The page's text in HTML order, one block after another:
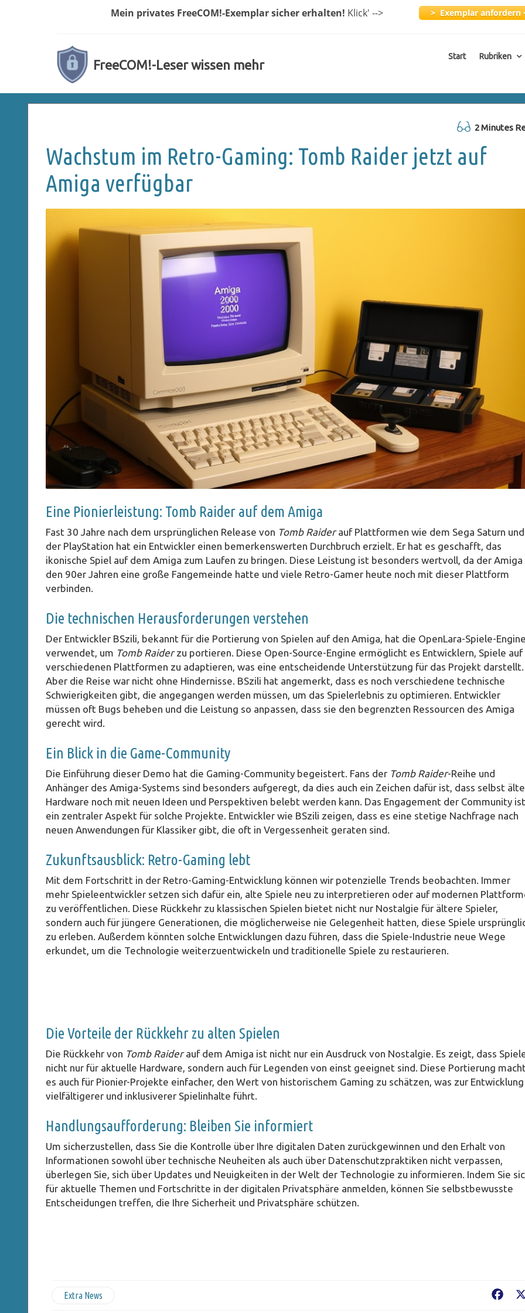
Mein privates FreeCOM!-Exemplarsicher erhalten! Klick' --> > Exemplar anfordern
FreeCOM!-Leser wissen mehr
Start Rubriken
2 Minutes
Wachstum im Retro-Gaming: Tomb Raider jetzt auf
Amiga verfügbar
Eine Pionierleistung: Tomb Raider auf dem Amiga
Fast 30 Jahre nach dem ursprünglichen Release von Tomb Raiderauf Plattformen wie dem Sega Saturn und
der PlayStation hat ein Entwickler einen bemerkenswerten Durchbruch erzielt. Er hat es geschafft, das
ikonische Spiel auf dem Amiga zum Laufen zu bringen. Diese Leistung ist besonders wertvoll, da der Amiga
den 90er Jahren eine große Fangemeinde hatte und viele Retro-Gamer heute noch mit dieser Plattform
verbinden.
Die technischen Herausforderungen verstehen
Der Entwickler BSzili, bekannt für die Portierung von Spielen auf den Amiga, hat die OpenLara-Spiele-Engine
verwendet, um Tomb Raiderzu portieren. Diese Open-Source-Engine ermöglicht es Entwicklern, Spiele auf
verschiedenen Plattformen zu adaptieren, was eine entscheidende Unterstützung für das Projekt darstellt.
Aber die Reise war nicht ohne Hindernisse. BSzili hat angemerkt, dass es noch verschiedene technische
Schwierigkeiten gibt, die angegangen werden müssen, um das Spielerlebnis zu optimieren. Entwickler
müssen oft Bugs beheben und die Leistung so anpassen, dass sie den begrenzten Ressourcen des Amiga
gerecht wird.
Ein Blick in die Game-Community
Die Einführung dieser Demo hat die Gaming-Community begeistert. Fans der Tomb Raider-Reihe und
Anhänger des Amiga-Systems sind besonders aufgeregt, da dies auch ein Zeichen dafür ist, dass selbst
Hardware noch mit neuen Ideen und Perspektiven belebt werden kann. Das Engagement der Community ist
ein zentraler Aspekt für solche Projekte. Entwickler wie BSzili zeigen, dass es eine stetige Nachfrage nach
neuen Anwendungen für Klassiker gibt, die oft in Vergessenheit geraten sind.
Zukunftsausblick: Retro-Gaming lebt
Mit dem Fortschritt in der Retro-Gaming-Entwicklung können wir potenzielle Trends beobachten. Immer
mehr Spieleentwickler setzen sich dafür ein, alte Spiele neu zu interpretieren oder auf modernen
zu veröffentlichen. Diese Rückkehr zu klassischen Spielen bietet nicht nur Nostalgie für ältere Spieler,
sondern auch für jüngere Generationen, die möglicherweise nie Gelegenheit hatten, diese Spiele
zu erleben. Außerdem könnten solche Entwicklungen dazu führen, dass die Spiele-Industrie neue Wege
erkundet, um die Technologie weiterzuentwickeln und traditionelle Spiele zu restaurieren.
Die Vorteile der Rückkehr zu alten Spielen
Die Rückkehr von Tomb Raiderauf dem Amiga ist nicht nur ein Ausdruck von Nostalgie. Es zeigt, dass
nicht nur für aktuelle Hardware, sondern auch für Legenden von einst geeignet sind. Diese Portierung macht
es auch für Pionier-Projekte einfacher, den Wert von historischem Gaming zu schätzen, was zur Entwicklung
vielfältigerer und inklusiverer Spielinhalte führt.
Handlungsaufforderung: Bleiben Sie informiert
Um sicherzustellen, dass Sie die Kontrolle über Ihre digitalen Daten zurückgewinnen und den Erhalt von
Informationen sowohl über technische Neuheiten als auch über Datenschutzpraktiken nicht verpassen,
überlegen Sie, sich über Updates und Neuigkeiten in der Welt der Technologie zu informieren. Indem Sie
für aktuelle Themen und Fortschritte in der digitalen Privatsphäre anmelden, können Sie selbstbewusste
Entscheidungen treffen, die Ihre Sicherheit und Privatsphäre schützen.
Extra News